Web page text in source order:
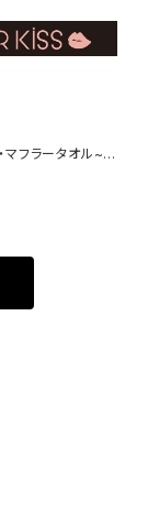
フラータオル~